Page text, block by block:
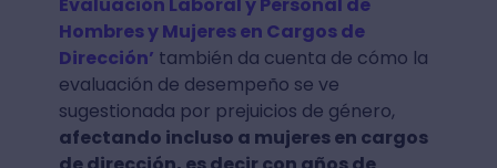
Hombres y Mujeres en Cargos de
Dirección’ también da cuenta de cómo la
evaluación de desempeño se ve
sugestionada por prejuicios de género,
afectando incluso a mujeres en cargos